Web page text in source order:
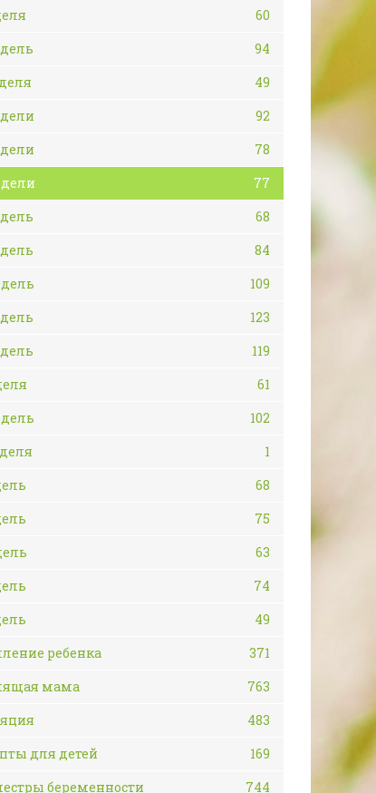
60
94
49
92
78
77
68
84
109
123
119
61
102
1
68
75
63
74
49
ребенка
371
мама
763
483
для детей
169
беременности
744